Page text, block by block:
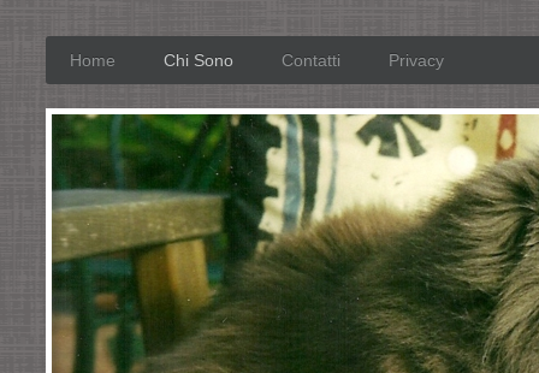
Home Chi Sono Contatti Privacy